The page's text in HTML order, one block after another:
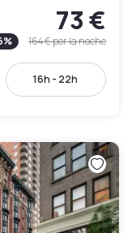
73 €
% 164 €por la noche
16h - 22h